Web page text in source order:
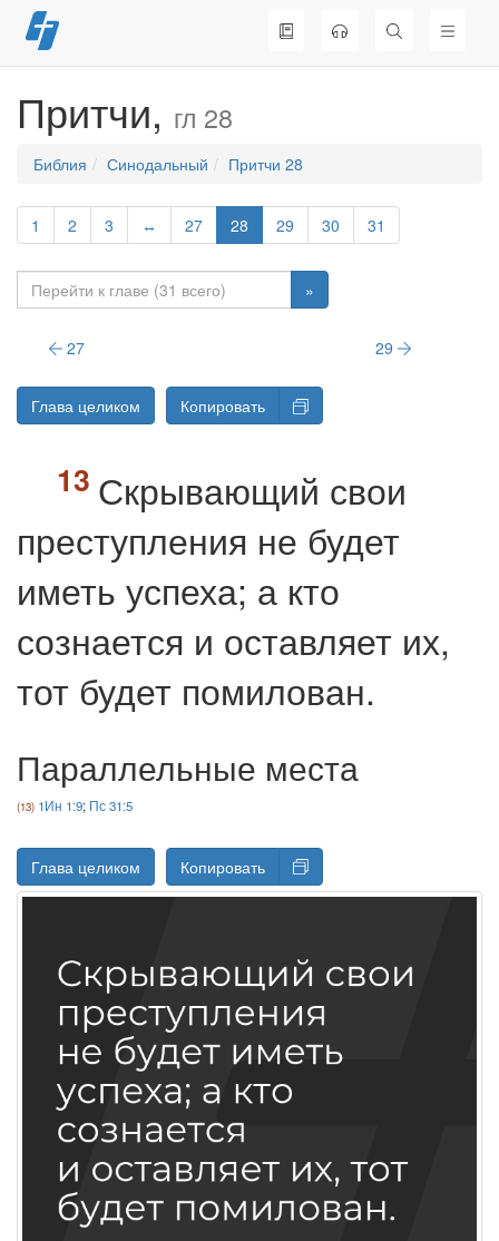
Перейти
к
Притчи, гл 28
Библия Синодальный Притчи 28
1 2 3 ↔ 27 28 29 30 31
»
27 29
Глава целиком Копировать
Скрывающий свои
преступления не будет
иметь успеха; а кто
сознается и оставляет их,
тот будет помилован.
Параллельные места
1Ин 1:9; Пс 31:5
Глава целиком Копировать